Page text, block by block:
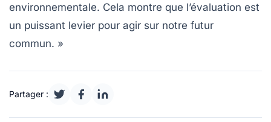
environnementale. Cela montre que l’évaluation est
un puissant levier pour agir sur notre futur
commun. »
Partager :